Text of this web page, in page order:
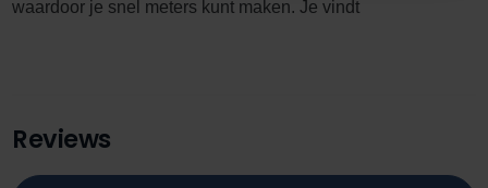
waardoor je snel meters kunt maken. Je vindt
Reviews